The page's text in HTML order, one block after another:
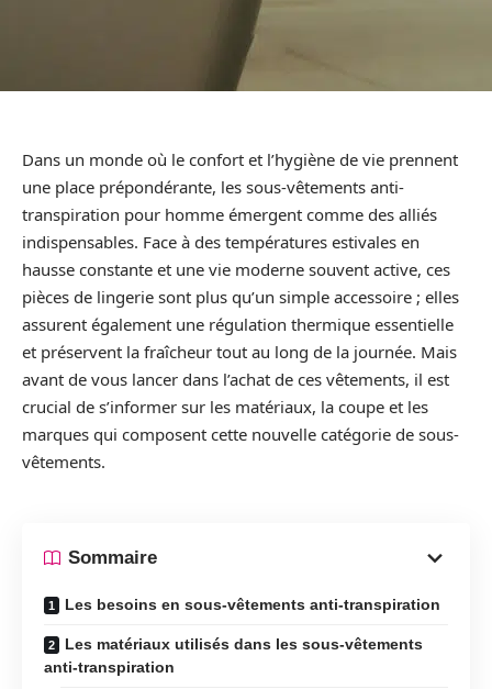
Dans un monde où le confort et l’hygiène de vie prennent
une place prépondérante, les sous-vêtements anti-
transpiration pour homme émergent comme des alliés
indispensables. Face à des températures estivales en
hausse constante et une vie moderne souvent active, ces
pièces de lingerie sont plus qu’un simple accessoire ; elles
assurent également une régulation thermique essentielle
et préservent la fraîcheur tout au long de la journée. Mais
avant de vous lancer dans l’achat de ces vêtements, il est
crucial de s’informer sur les matériaux, la coupe et les
marques qui composent cette nouvelle catégorie de sous-
vêtements.
Sommaire
Les besoins en sous-vêtements anti-transpiration
Les matériaux utilisés dans les sous-vêtements
anti-transpiration